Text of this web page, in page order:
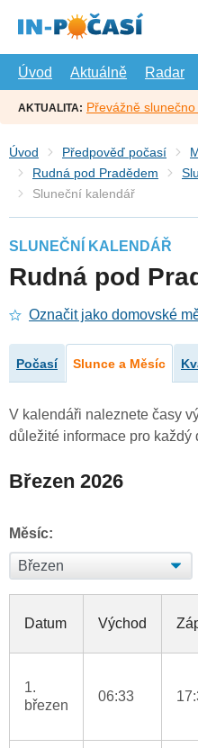
hlavní
Úvod
Aktuálně Radar
AKTUALITA: Převážně
Úvod Předpověď počasí
Rudná pod Pradědem
Sluneční kalendář
SLUNEČNÍ KALENDÁŘ
Rudná pod
Označit jako domovské
Počasí Slunce a Měsíc
V kalendáři naleznete časy
důležité informace pro každý
Březen 2026
Měsíc:
Datum Východ
1.
březen
06:33